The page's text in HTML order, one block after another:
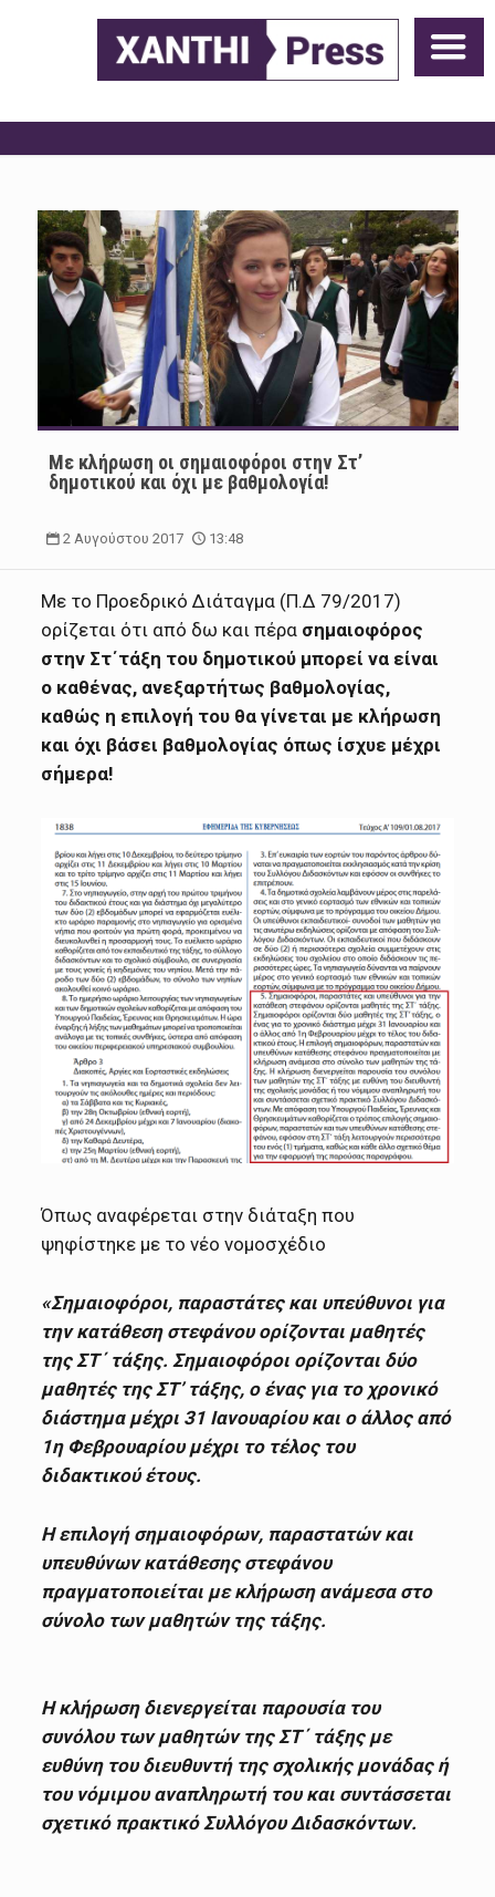
Με κλήρωση οι σημαιοφόροι στην Στ’
δημοτικού και όχι με βαθμολογία!
2 Αυγούστου 2017 13:48
Με το Προεδρικό Διάταγμα (Π.Δ 79/2017)
ορίζεται ότι από δω και πέρα σημαιοφόρος
στην Στ΄τάξη του δημοτικού μπορεί να είναι
ο καθένας, ανεξαρτήτως βαθμολογίας,
καθώς η επιλογή του θα γίνεται με κλήρωση
και όχι βάσει βαθμολογίας όπως ίσχυε μέχρι
σήμερα!
Όπως αναφέρεται στην διάταξη που
ψηφίστηκε με το νέο νομοσχέδιο
«Σημαιοφόροι, παραστάτες και υπεύθυνοι για
την κατάθεση στεφάνου ορίζονται μαθητές
της ΣΤ΄ τάξης. Σημαιοφόροι ορίζονται δύο
μαθητές της ΣΤ’ τάξης, o ένας για το χρονικό
διάστημα μέχρι 31 Ιανουαρίου και o άλλος από
1η Φεβρουαρίου μέχρι το τέλος του
διδακτικού έτους.
Η επιλογή σημαιοφόρων, παραστατών και
υπευθύνων κατάθεσης στεφάνου
πραγματοποιείται με κλήρωση ανάμεσα στο
σύνολο των μαθητών της τάξης.
Η κλήρωση διενεργείται παρουσία του
συνόλου των μαθητών της ΣΤ΄ τάξης με
ευθύνη του διευθυντή της σχολικής μονάδας ή
του νόμιμου αναπληρωτή του και συντάσσεται
σχετικό πρακτικό Συλλόγου Διδασκόντων.